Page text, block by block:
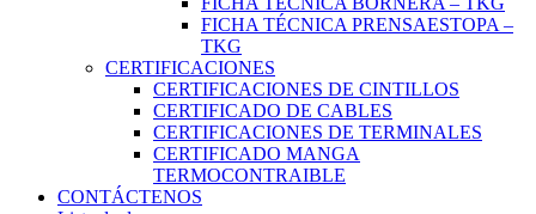
FICHA TÉCNICA PRENSAESTOPA –
TKG
CERTIFICACIONES
CERTIFICACIONES DE CINTILLOS
CERTIFICADO DE CABLES
CERTIFICACIONES DE TERMINALES
CERTIFICADO MANGA
TERMOCONTRAIBLE
CONTÁCTENOS